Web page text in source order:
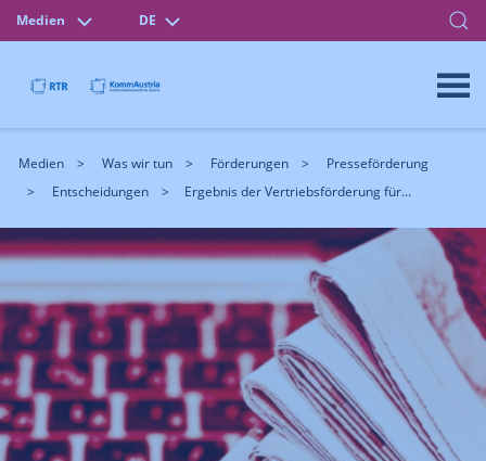
Medien DE
Medien Was wir tun Förderungen
Presseförderung
Entscheidungen
Ergebnis der Vertriebsförderung für...